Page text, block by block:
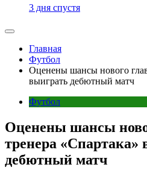
3 дня спустя
Главная
Футбол
Оценены шансы нового
выиграть дебютный матч
Футбол
Оценены шансы
тренера «Спартака»
дебютный матч